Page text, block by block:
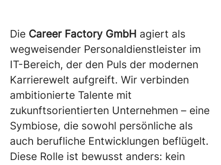
Die Career Factory GmbH agiert als
wegweisender Personaldienstleister im
IT-Bereich, der den Puls der modernen
Karrierewelt aufgreift. Wir verbinden
ambitionierte Talente mit
zukunftsorientierten Unternehmen – eine
Symbiose, die sowohl persönliche als
auch berufliche Entwicklungen beflügelt.
Diese Rolle ist bewusst anders: kein